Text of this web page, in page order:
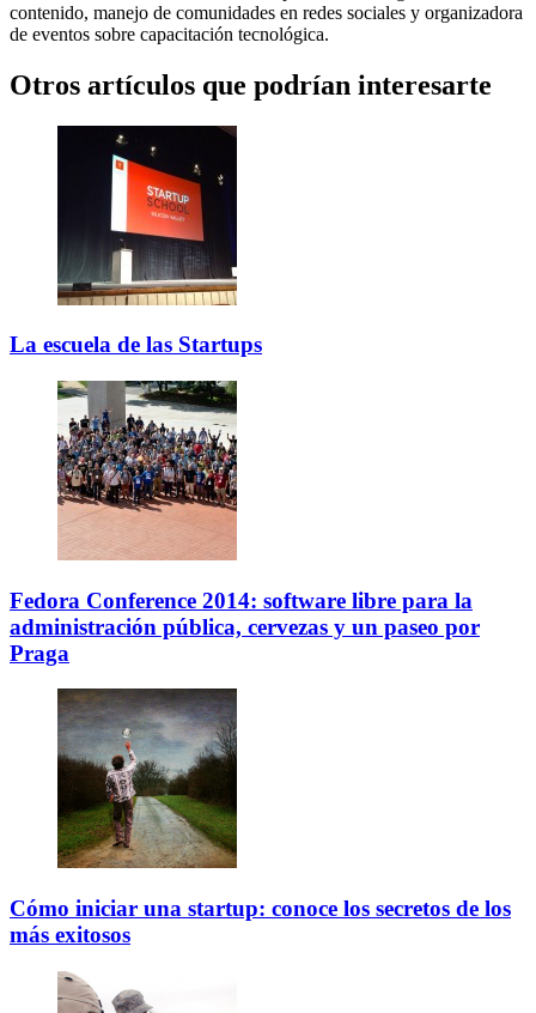
contenido, manejo de comunidades en redes sociales y organizadora
de eventos sobre capacitación tecnológica.
Otros artículos que podrían interesarte
La escuela de las Startups
Fedora Conference 2014: software libre para la
administración pública, cervezas y un paseo por
Praga
Cómo iniciar una startup: conoce los secretos de los
más exitosos